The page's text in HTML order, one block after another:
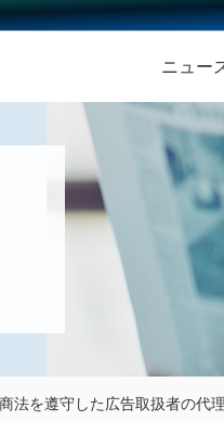
ニュー
法を遵守した広告取扱者の代